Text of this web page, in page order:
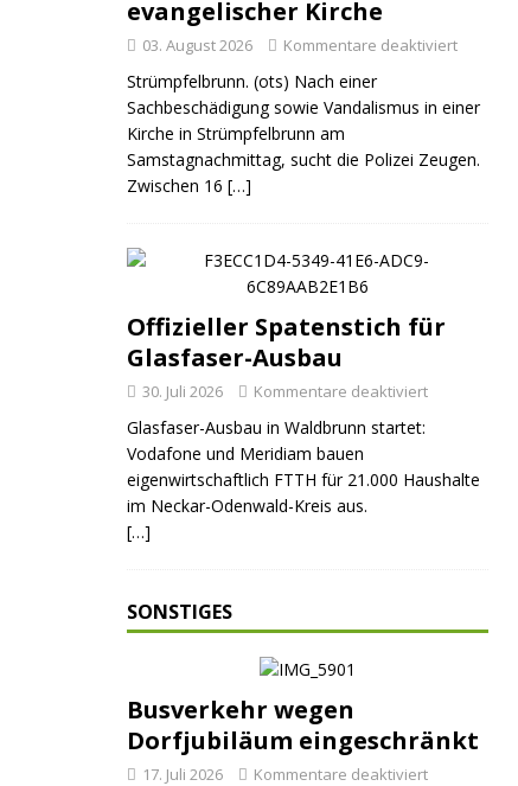
evangelischer Kirche
03. August 2026 Kommentare deaktiviert
Strümpfelbrunn. (ots) Nach einer
Sachbeschädigung sowie Vandalismus in einer
Kirche in Strümpfelbrunn am
Samstagnachmittag, sucht die Polizei Zeugen.
Zwischen 16 […]
Offizieller Spatenstich für
Glasfaser-Ausbau
30. Juli 2026 Kommentare deaktiviert
Glasfaser-Ausbau in Waldbrunn startet:
Vodafone und Meridiam bauen
eigenwirtschaftlich FTTH für 21.000 Haushalte
im Neckar-Odenwald-Kreis aus.
[…]
SONSTIGES
Busverkehr wegen
Dorfjubiläum eingeschränkt
17. Juli 2026 Kommentare deaktiviert